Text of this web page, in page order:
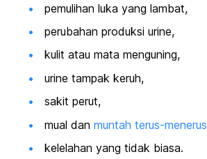
pemulihan luka yang lambat,
perubahan produksi urine,
kulit atau mata menguning,
urine tampak keruh,
sakit perut,
mual dan muntah terus-menerus
kelelahan yang tidak biasa.